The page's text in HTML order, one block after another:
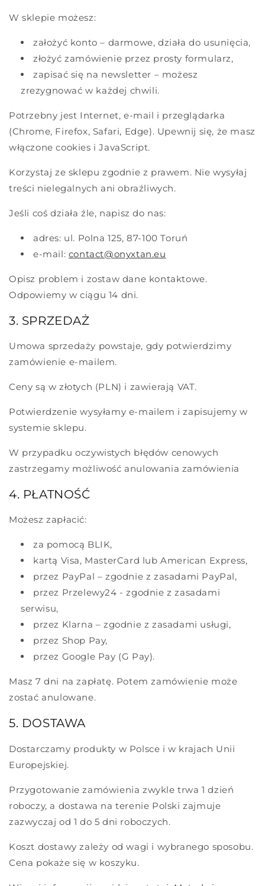
W sklepie możesz:
założyć konto – darmowe, działa do usunięcia,
złożyć zamówienie przez prosty formularz,
zapisać się na newsletter – możesz
zrezygnować w każdej chwili.
Potrzebny jest Internet, e-mail i przeglądarka
(Chrome, Firefox, Safari, Edge). Upewnij się, że masz
włączone cookies i JavaScript.
Korzystaj ze sklepu zgodnie z prawem. Nie wysyłaj
treści nielegalnych ani obraźliwych.
Jeśli coś działa źle, napisz do nas:
adres: ul. Polna 125, 87-100 Toruń
e-mail: contact@onyxtan.eu
Opisz problem i zostaw dane kontaktowe.
Odpowiemy w ciągu 14 dni.
3. SPRZEDAŻ
Umowa sprzedaży powstaje, gdy potwierdzimy
zamówienie e-mailem.
Ceny są w złotych (PLN) i zawierają VAT.
Potwierdzenie wysyłamy e-mailem i zapisujemy w
systemie sklepu.
W przypadku oczywistych błędów cenowych
zastrzegamy możliwość anulowania zamówienia
4. PŁATNOŚĆ
Możesz zapłacić:
za pomocą BLIK,
kartą Visa, MasterCard lub American Express,
przez PayPal – zgodnie z zasadami PayPal,
przez Przelewy24 - zgodnie z zasadami
serwisu,
przez Klarna – zgodnie z zasadami usługi,
przez Shop Pay,
przez Google Pay (G Pay).
Masz 7 dni na zapłatę. Potem zamówienie może
zostać anulowane.
5. DOSTAWA
Dostarczamy produkty w Polsce i w krajach Unii
Europejskiej.
Przygotowanie zamówienia zwykle trwa 1 dzień
roboczy, a dostawa na terenie Polski zajmuje
zazwyczaj od 1 do 5 dni roboczych.
Koszt dostawy zależy od wagi i wybranego sposobu.
Cena pokaże się w koszyku.